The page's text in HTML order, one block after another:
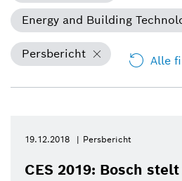
Energy and Building
Persbericht Alle
19.12.2018 Persbericht
CES 2019: Bosch